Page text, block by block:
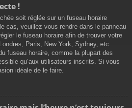
!
soit réglée sur un fuseau horaire
cas, veuillez vous rendre dans le panneau
le fuseau horaire afin de trouver votre
Paris, New York, Sydney, etc.
fuseau horaire, comme la plupart des
qu’aux utilisateurs inscrits. Si vous
idéale de le faire.